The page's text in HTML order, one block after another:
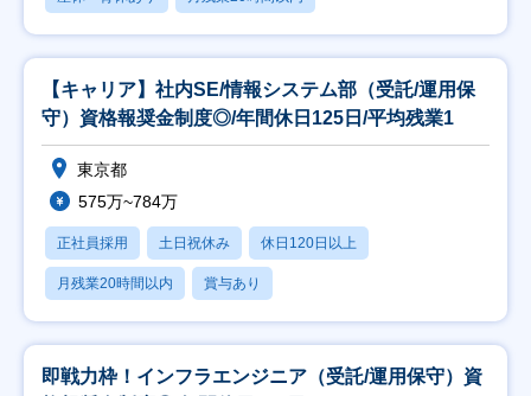
【キャリア】社内SE/情報システム部（受託/運用保
守）資格報奨金制度◎/年間休日125日/平均残業1
東京都
575万~784万
正社員採用 土日祝休み 休日120日以上
月残業20時間以内 賞与あり
即戦力枠！インフラエンジニア（受託/運用保守）資